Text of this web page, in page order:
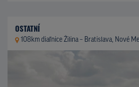
OSTATNÍ
108km diaľnice Žilina – Bratislava, Nové